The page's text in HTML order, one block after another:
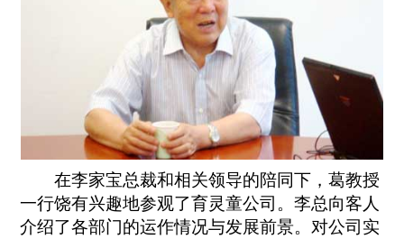
在李家宝总裁和相关领导的陪同下，葛教授
一行饶有兴趣地参观了育灵童公司。李总向客人
介绍了各部门的运作情况与发展前景。对公司实